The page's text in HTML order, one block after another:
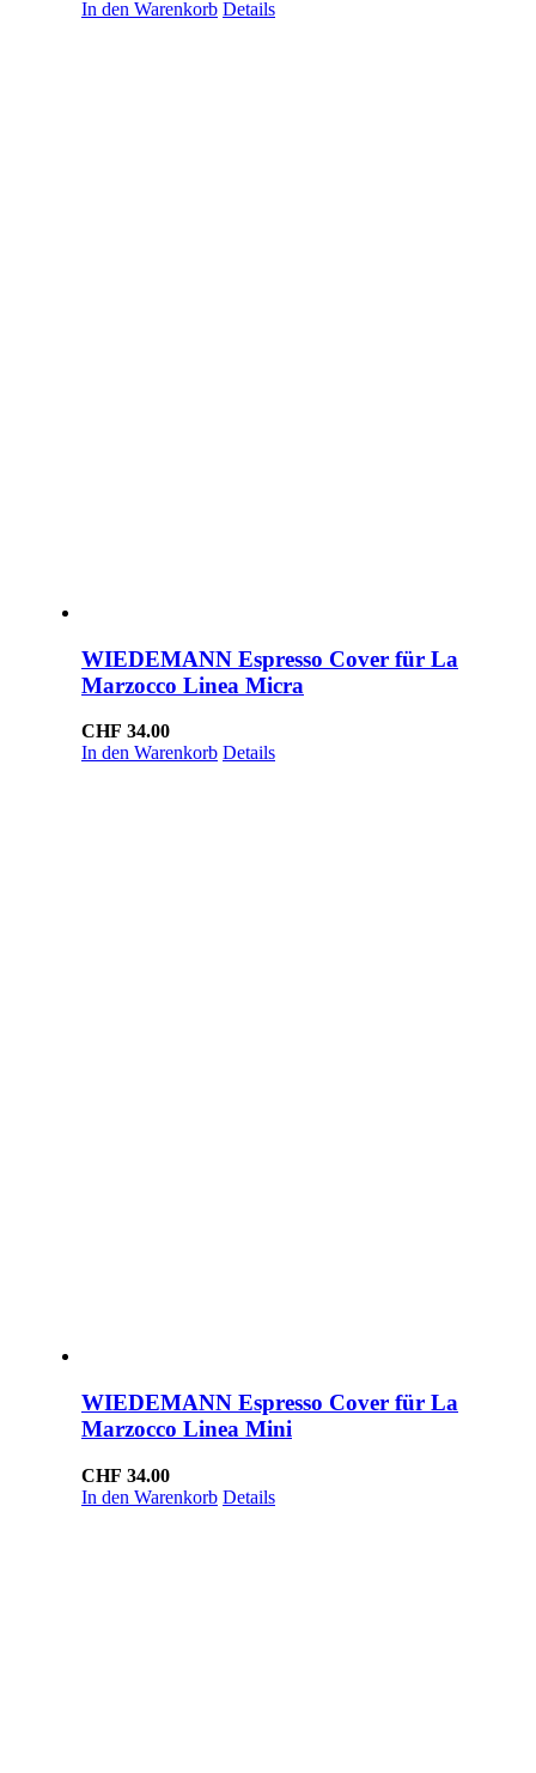
In den Warenkorb Details
WIEDEMANN Espresso Cover für La
Marzocco Linea Micra
CHF 34.00
In den Warenkorb Details
WIEDEMANN Espresso Cover für La
Marzocco Linea Mini
CHF 34.00
In den Warenkorb Details